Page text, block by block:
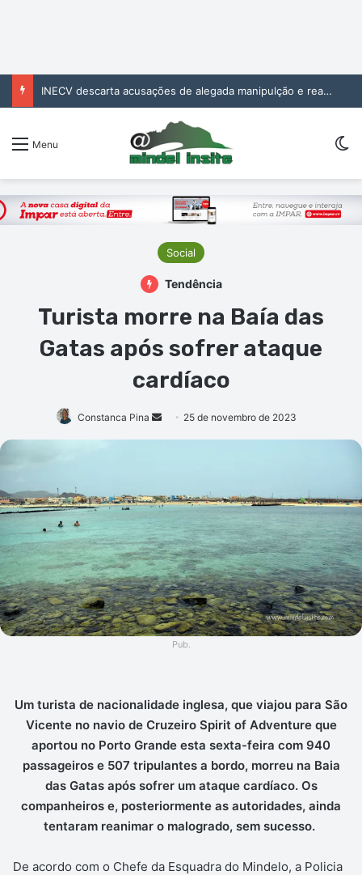
Cantora Liliana Delgado apresenta primeiros temas da carreira a solo em showcase no Mindelo
Menu
Social
Tendência
Turista morre na Baía das
Gatas após sofrer ataque
cardíaco
Constanca Pina
Mande25 de novembro de 2023
Pub.
Um turista de nacionalidade inglesa, que viajou para São
Vicente no navio de Cruzeiro Spirit of Adventure que
aportou no Porto Grande esta sexta-feira com 940
passageiros e 507 tripulantes a bordo, morreu na Baia
das Gatas após sofrer um ataque cardíaco. Os
companheiros e, posteriormente as autoridades, ainda
tentaram reanimar o malogrado, sem sucesso.
De acordo com o Chefe da Esquadra do Mindelo, a Policia